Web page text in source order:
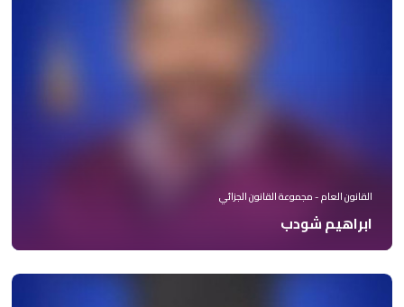
القانون العام - مجموعة القانون الجزائي
ابراهيم شودب